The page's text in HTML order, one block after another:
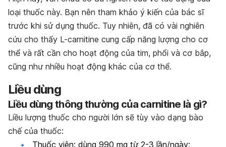
loại thuốc này. Bạn nên tham khảo ý kiến của bác sĩ
trước khi sử dụng thuốc. Tuy nhiên, đã có vài nghiên
cứu cho thấy L-carnitine cung cấp năng lượng cho cơ
thể và rất cần cho hoạt động của tim, phổi và cơ bắp,
cũng như nhiều hoạt động khác của cơ thể.
Liều dùng
Liều dùng thông thường của carnitine là gì?
Liều lượng thuốc cho người lớn sẽ tùy vào dạng bào
chế của thuốc:
Thuốc viên: dùng 990 mg từ 2-3 lần/ngày;